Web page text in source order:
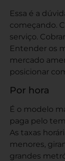
Essa é a
começando.
serviço.
Entender os
mercado
posicionar
Por hora
É o modelo
paga pelo
As taxas
menores,
grandes